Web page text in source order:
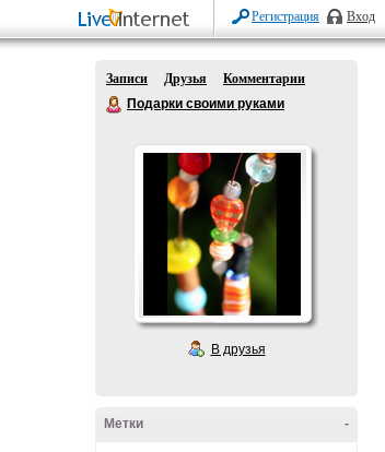
Регистрация Вход
Записи Друзья
Комментарии
Подарки своими руками
В друзья
-
Метки